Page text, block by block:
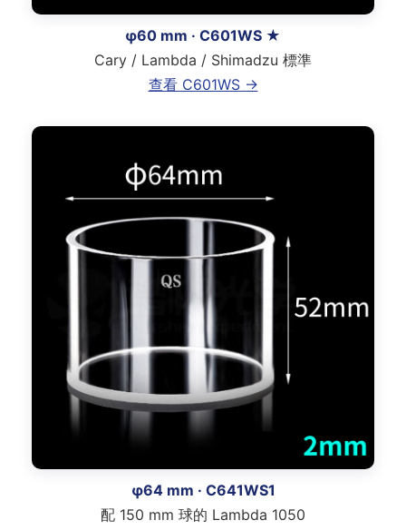
φ60 mm · C601WS ★
Cary / Lambda / Shimadzu 標準
查看 C601WS →
φ64 mm · C641WS1
配 150 mm 球的 Lambda 1050